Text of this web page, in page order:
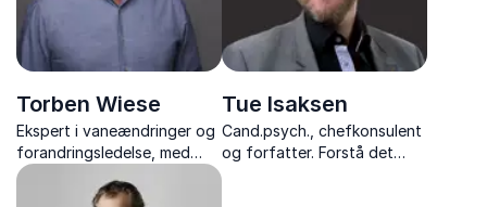
Torben Wiese
Ekspert i vaneændringer og
forandringsledelse, med
foredrag fyldt med humor,
nærvær og værktøjer til et
Tue Isaksen
Cand.psych., chefkonsulent
og forfatter. Forstå det